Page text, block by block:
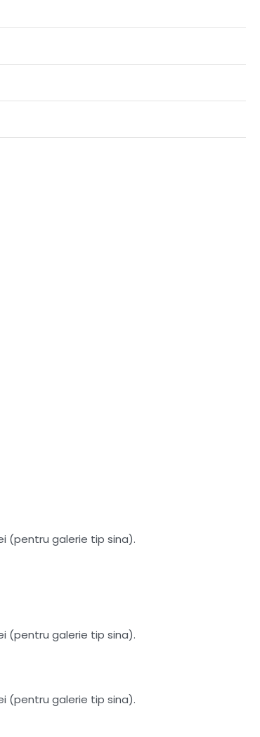
(pentru galerie tip sina).
(pentru galerie tip sina).
(pentru galerie tip sina).